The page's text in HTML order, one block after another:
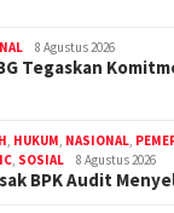
8 Agustus 2026
Tegaskan
HUKUM NASIONAL
SOSIAL 8 Agustus 2026
BPK Audit